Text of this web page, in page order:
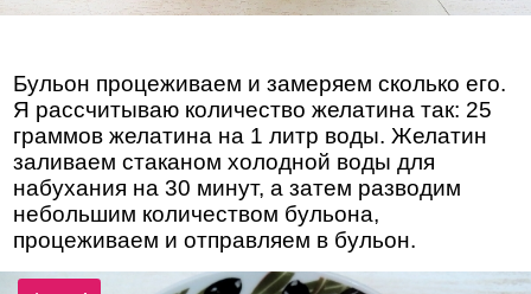
Бульон процеживаем и замеряем сколько его.
Я рассчитываю количество желатина так: 25
граммов желатина на 1 литр воды. Желатин
заливаем стаканом холодной воды для
набухания на 30 минут, а затем разводим
небольшим количеством бульона,
процеживаем и отправляем в бульон.